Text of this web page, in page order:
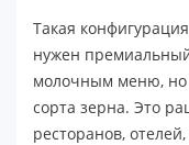
Такая
нужен
молочным меню, но
сорта зерна. Это
ресторанов,